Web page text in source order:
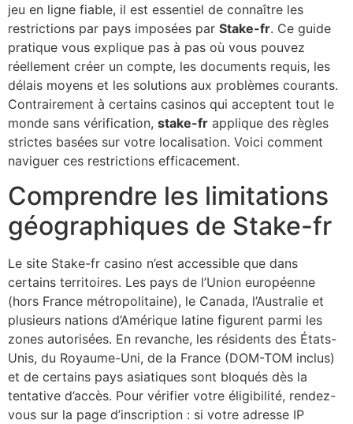
jeu en ligne fiable, il est essentiel de connaître les
restrictions par pays imposées par Stake-fr. Ce guide
pratique vous explique pas à pas où vous pouvez
réellement créer un compte, les documents requis, les
délais moyens et les solutions aux problèmes courants.
Contrairement à certains casinos qui acceptent tout le
monde sans vérification, stake-fr applique des règles
strictes basées sur votre localisation. Voici comment
naviguer ces restrictions efficacement.
Comprendre les limitations
géographiques de Stake-fr
Le site Stake-fr casino n’est accessible que dans
certains territoires. Les pays de l’Union européenne
(hors France métropolitaine), le Canada, l’Australie et
plusieurs nations d’Amérique latine figurent parmi les
zones autorisées. En revanche, les résidents des États-
Unis, du Royaume-Uni, de la France (DOM-TOM inclus)
et de certains pays asiatiques sont bloqués dès la
tentative d’accès. Pour vérifier votre éligibilité, rendez-
vous sur la page d’inscription : si votre adresse IP